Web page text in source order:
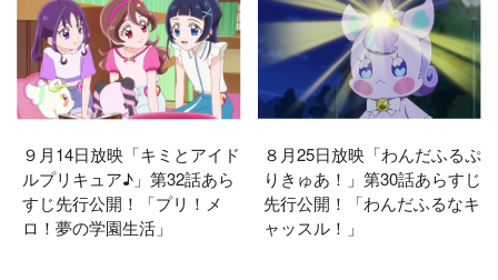
９月14日放映「キミとアイド
ルプリキュア♪」第32話あら
すじ先行公開！「プリ！メ
ロ！夢の学園生活」
８月25日放映「わんだふるぷ
りきゅあ！」第30話あらすじ
先行公開！「わんだふるなキ
ャッスル！」